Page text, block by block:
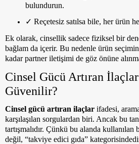
bulundurun.
✓ Reçetesiz satılsa bile, her ürün
Ek olarak, cinsellik sadece fiziksel bir
bağlam da içerir. Bu nedenle ürün
kadar partner iletişimi de göz önüne
Cinsel Gücü Artıran
Güvenilir?
Cinsel gücü artıran ilaçlar ifadesi,
karşılaşılan sorgulardan biri. Ancak bu
tartışmalıdır. Çünkü bu alanda kullanılan
değil, “takviye edici gıda”